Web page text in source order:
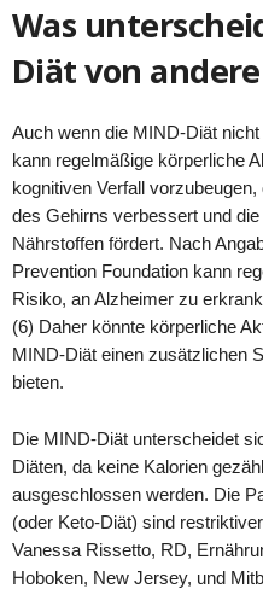
Was
Diät von
Auch wenn die MIND-Diät
kann regelmäßige körperliche
kognitiven Verfall
des Gehirns verbessert und
Nährstoffen fördert. Nach
Prevention Foundation kann
Risiko, an Alzheimer zu
(6) Daher könnte körperliche
MIND-Diät einen zusätzlichen
bieten.
Die MIND-Diät unterscheidet
Diäten, da keine Kalorien
ausgeschlossen werden. Die
(oder Keto-Diät) sind
Vanessa Rissetto, RD,
Hoboken, New Jersey, und